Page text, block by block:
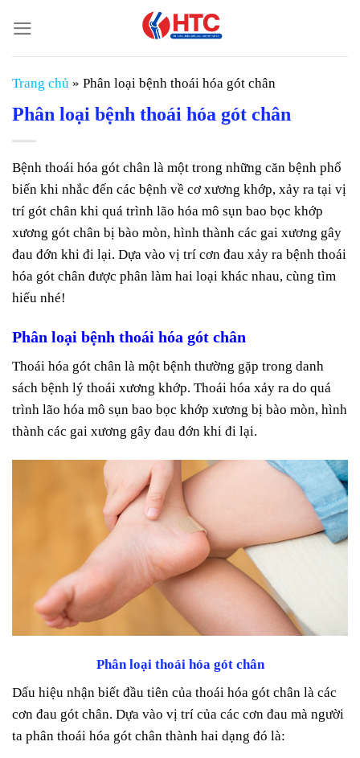
đến
nội
dung
Trang chủ » Phân loại bệnh thoái hóa gót chân
Phân loại bệnh thoái hóa gót chân
Bệnh thoái hóa gót chân là một trong những căn bệnh phổ
biến khi nhắc đến các bệnh về cơ xương khớp, xảy ra tại vị
trí gót chân khi quá trình lão hóa mô sụn bao bọc khớp
xương gót chân bị bào mòn, hình thành các gai xương gây
đau đớn khi đi lại. Dựa vào vị trí cơn đau xảy ra bệnh thoái
hóa gót chân được phân làm hai loại khác nhau, cùng tìm
hiểu nhé!
Phân loại bệnh thoái hóa gót chân
Thoái hóa gót chân là một bệnh thường gặp trong danh
sách bệnh lý thoái xương khớp. Thoái hóa xảy ra do quá
trình lão hóa mô sụn bao bọc khớp xương bị bào mòn, hình
thành các gai xương gây đau đớn khi đi lại.
Phân loại thoái hóa gót chân
Dấu hiệu nhận biết đầu tiên của thoái hóa gót chân là các
cơn đau gót chân. Dựa vào vị trí của các cơn đau mà người
ta phân thoái hóa gót chân thành hai dạng đó là: